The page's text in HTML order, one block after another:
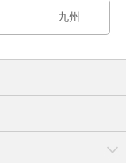
九州